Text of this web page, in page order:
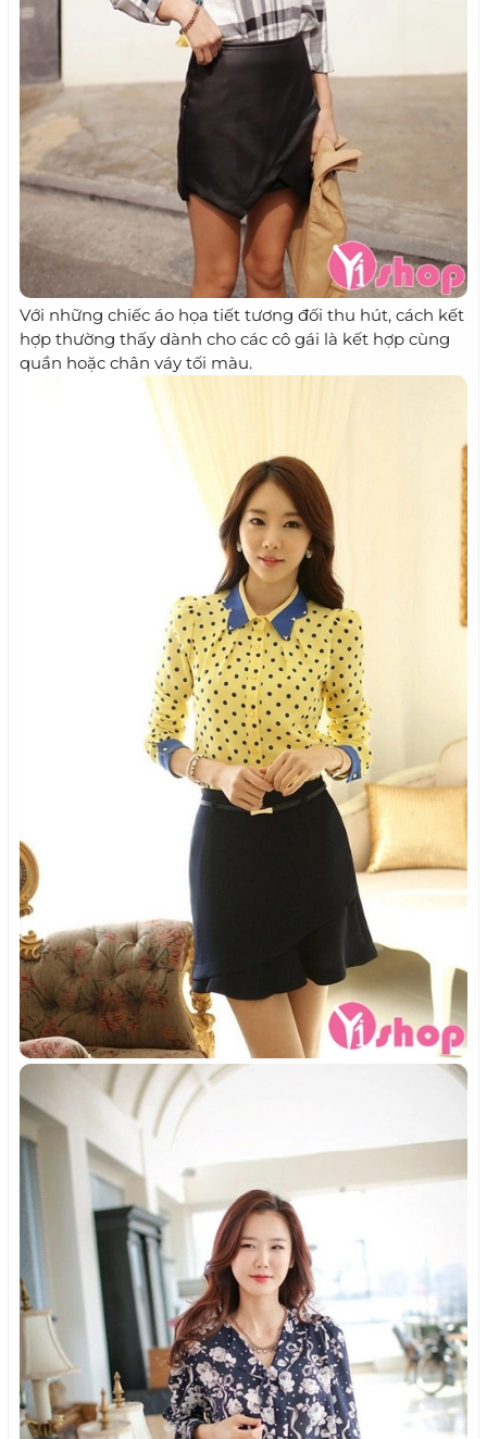
Với những chiếc áo họa tiết tương đối thu hút, cách kết
hợp thường thấy dành cho các cô gái là kết hợp cùng
quần hoặc chân váy tối màu.